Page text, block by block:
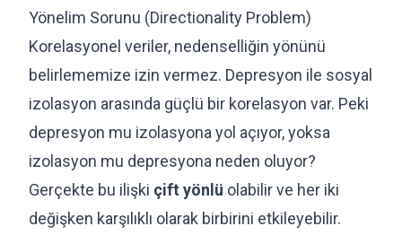
Yönelim Sorunu (Directionality Problem)
Korelasyonel veriler, nedenselliğin yönünü
belirlememize izin vermez. Depresyon ile sosyal
izolasyon arasında güçlü bir korelasyon var. Peki
depresyon mu izolasyona yol açıyor, yoksa
izolasyon mu depresyona neden oluyor?
Gerçekte bu ilişki çift yönlü olabilir ve her iki
değişken karşılıklı olarak birbirini etkileyebilir.